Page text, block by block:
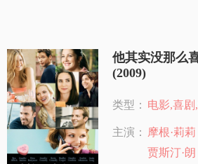
他其实没那么
(2009)
类型： 电影,喜
主演：
摩根·莉莉
贾斯汀·朗